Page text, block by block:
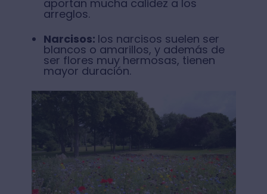
aportan mucha calidez a los
arreglos.
Narcisos: los narcisos suelen ser
blancos o amarillos, y además de
ser flores muy hermosas, tienen
mayor duración.